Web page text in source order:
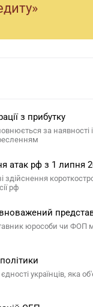
з прибутку
за наявності
атак рф з 1 липня
рф
юрособи чи ФОП
українців, яка